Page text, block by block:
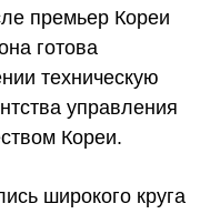
премьер Кореи
готова
техническую
управления
Кореи.
широкого круга